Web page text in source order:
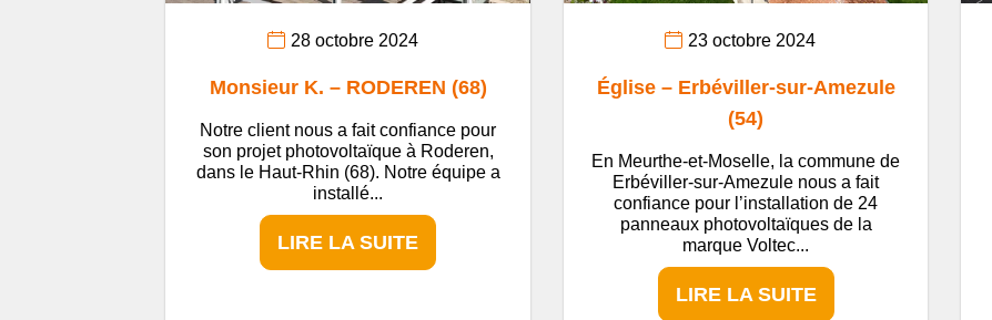
28 octobre 2024
Monsieur K. – RODEREN (68)
Notre client nous a fait confiance pour
son projet photovoltaïque à Roderen,
dans le Haut-Rhin (68). Notre équipe a
installé...
LIRE LA SUITE
23 octobre 2024
Église – Erbéviller-sur-Amezule
(54)
En Meurthe-et-Moselle, la commune de
Erbéviller-sur-Amezule nous a fait
confiance pour l’installation de 24
panneaux photovoltaïques de la
marque Voltec...
LIRE LA SUITE